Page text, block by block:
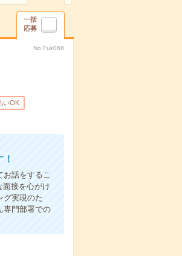
一括
応募
No.Fuk068
いOK
お話をするこ
面接を心がけ
グ実現のた
専門部署での